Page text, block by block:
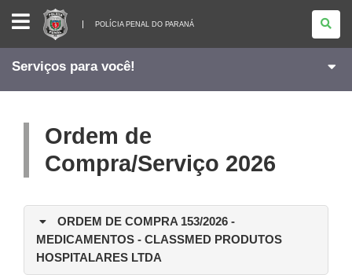
POLÍCIA
PENAL
DO
PARANÁ
POLÍCIA PENAL DO PARANÁ
Serviços para você!
Ordem de
Compra/Serviço 2026
ORDEM DE COMPRA 153/2026 -
MEDICAMENTOS - CLASSMED PRODUTOS
HOSPITALARES LTDA